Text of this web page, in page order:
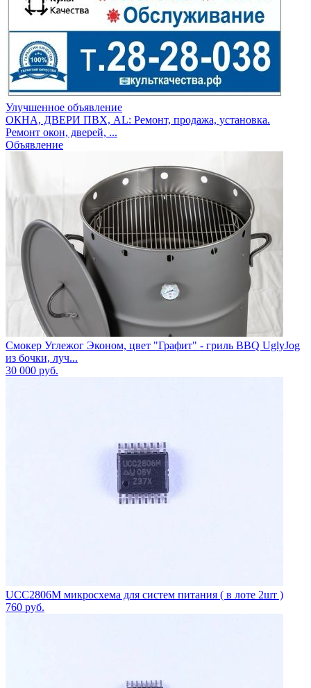
Улучшенное объявление
ОКНА, ДВЕРИ ПВХ, AL: Ремонт, продажа, установка.
Ремонт окон, дверей, ...
Объявление
Смокер Углежог Эконом, цвет "Графит" - гриль BBQ UglyJog
из бочки, луч...
30 000 руб.
UCC2806M микросхема для систем питания ( в лоте 2шт )
760 руб.